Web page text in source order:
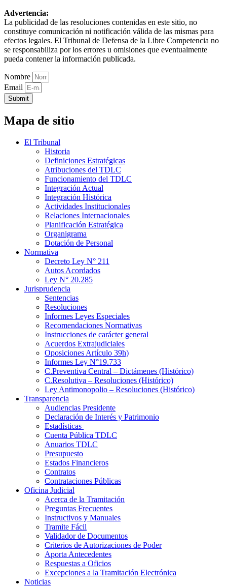
Advertencia:
La publicidad de las resoluciones contenidas en este sitio, no
constituye comunicación ni notificación válida de las mismas para
efectos legales. El Tribunal de Defensa de la Libre Competencia no
se responsabiliza por los errores u omisiones que eventualmente
pueda contener la información publicada.
Nombre
Email
Submit
Mapa de sitio
El Tribunal
Historia
Definiciones Estratégicas
Atribuciones del TDLC
Funcionamiento del TDLC
Integración Actual
Integración Histórica
Actividades Institucionales
Relaciones Internacionales
Planificación Estratégica
Organigrama
Dotación de Personal
Normativa
Decreto Ley N° 211
Autos Acordados
Ley N° 20.285
Jurisprudencia
Sentencias
Resoluciones
Informes Leyes Especiales
Recomendaciones Normativas
Instrucciones de carácter general
Acuerdos Extrajudiciales
Oposiciones Artículo 39h)
Informes Ley N°19.733
C.Preventiva Central – Dictámenes (Histórico)
C.Resolutiva – Resoluciones (Histórico)
Ley Antimonopolio – Resoluciones (Histórico)
Transparencia
Audiencias Presidente
Declaración de Interés y Patrimonio
Estadísticas
Cuenta Pública TDLC
Anuarios TDLC
Presupuesto
Estados Financieros
Contratos
Contrataciones Públicas
Oficina Judicial
Acerca de la Tramitación
Preguntas Frecuentes
Instructivos y Manuales
Tramite Fácil
Validador de Documentos
Criterios de Autorizaciones de Poder
Aporta Antecedentes
Respuestas a Oficios
Excepciones a la Tramitación Electrónica
Noticias